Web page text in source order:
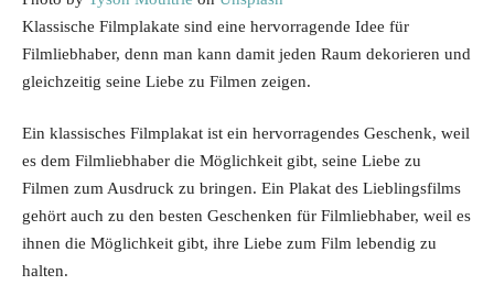
Klassische Filmplakate sind eine hervorragende Idee für
Filmliebhaber, denn man kann damit jeden Raum dekorieren und
gleichzeitig seine Liebe zu Filmen zeigen.
Ein klassisches Filmplakat ist ein hervorragendes Geschenk, weil
es dem Filmliebhaber die Möglichkeit gibt, seine Liebe zu
Filmen zum Ausdruck zu bringen. Ein Plakat des Lieblingsfilms
gehört auch zu den besten Geschenken für Filmliebhaber, weil es
ihnen die Möglichkeit gibt, ihre Liebe zum Film lebendig zu
halten.